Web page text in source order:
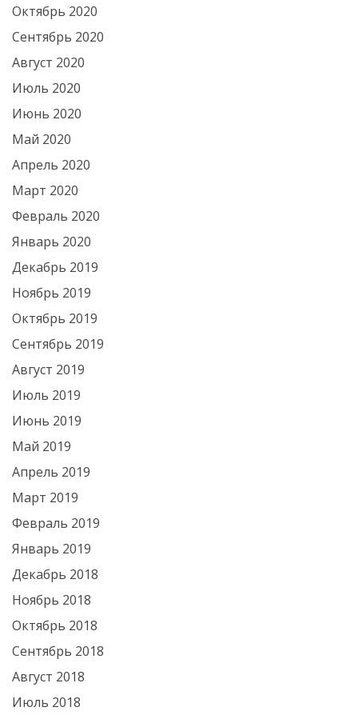
Октябрь 2020
Сентябрь 2020
Август 2020
Июль 2020
Июнь 2020
Май 2020
Апрель 2020
Март 2020
Февраль 2020
Январь 2020
Декабрь 2019
Ноябрь 2019
Октябрь 2019
Сентябрь 2019
Август 2019
Июль 2019
Июнь 2019
Май 2019
Апрель 2019
Март 2019
Февраль 2019
Январь 2019
Декабрь 2018
Ноябрь 2018
Октябрь 2018
Сентябрь 2018
Август 2018
Июль 2018